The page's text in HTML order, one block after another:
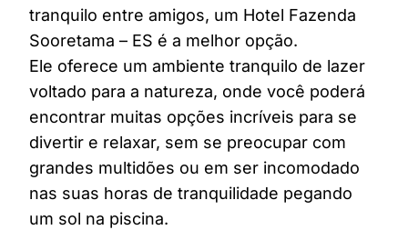
tranquilo entre amigos, um Hotel Fazenda
Sooretama – ES é a melhor opção.
Ele oferece um ambiente tranquilo de lazer
voltado para a natureza, onde você poderá
encontrar muitas opções incríveis para se
divertir e relaxar, sem se preocupar com
grandes multidões ou em ser incomodado
nas suas horas de tranquilidade pegando
um sol na piscina.